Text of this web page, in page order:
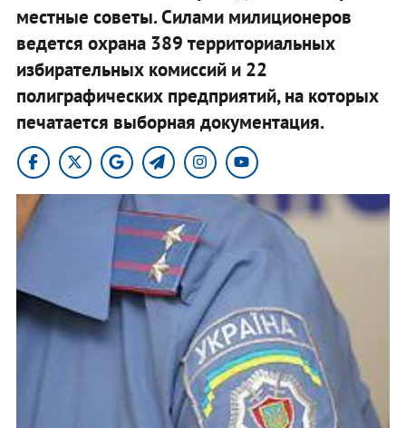
местные советы. Силами милиционеров
ведется охрана 389 территориальных
избирательных комиссий и 22
полиграфических предприятий, на которых
печатается выборная документация.​